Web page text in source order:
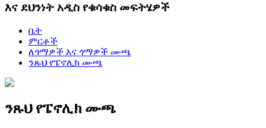
እና ደህንነት አዲስ የቁሳቁስ መፍትሄዎች
ቤት
ምርቶች
ለጎማዎች እና ጎማዎች ሙጫ
ንጹህ የፔኖሊክ ሙጫ
ንጹህ የፔኖሊክ ሙጫ